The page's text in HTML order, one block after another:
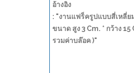
อ้างอิง
: "งานแฟร็ครูปแบบสี่เหลี่ย
ขนาด สูง 3 Cm. * กว้าง 15
รวมค่าบล๊อค )"